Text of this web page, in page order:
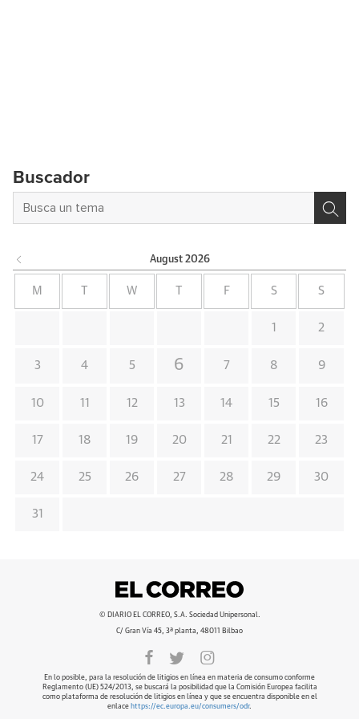
Buscador
August 2026
M W F S S
1 2
3 4 5 6 7 8 9
10 11 12 13 14 15 16
17 18 19 20 21 22 23
24 25 26 27 28 29 30
31
© DIARIO EL CORREO, S.A. Sociedad Unipersonal.
C/ Gran Vía 45, 3ª planta, 48011 Bilbao
En lo posible, para la resolución de litigios en línea en materia de consumo conforme
Reglamento (UE) 524/2013, se buscará la posibilidad que la Comisión Europea facilita
como plataforma de resolución de litigios en línea y que se encuentra disponible en el
enlace https://ec.europa.eu/consumers/odr.